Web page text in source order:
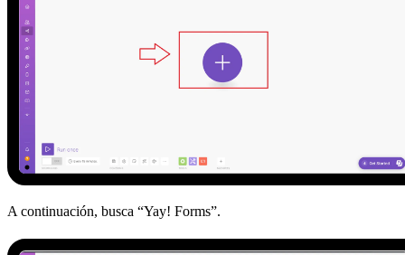
A continuación, busca “Yay! Forms”.